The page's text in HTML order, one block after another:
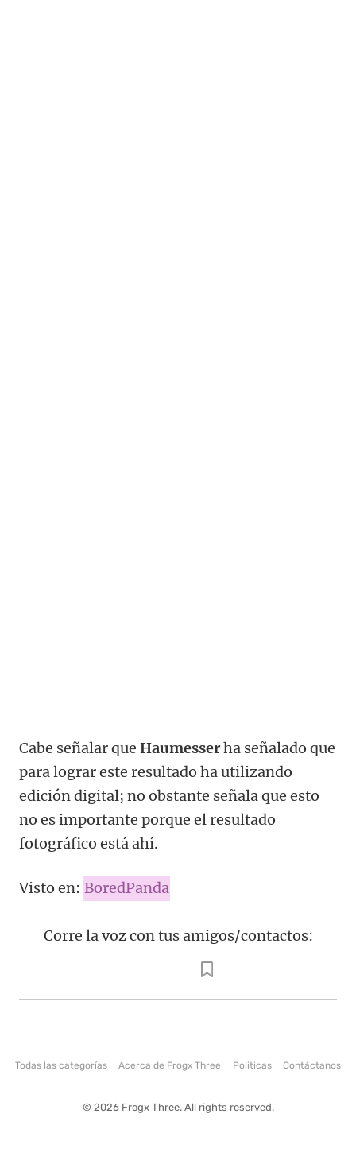
Cabe señalar que Haumesserha señalado que
para lograr este resultado ha utilizando
edición digital; no obstante señala que esto
no es importante porque el resultado
fotográfico está ahí.
Visto en: BoredPanda
Corre la voz con tus amigos/contactos:
Todas las categorías Acerca de Frogx Three Politicas Contáctanos
© 2026 Frogx Three. All rights reserved.